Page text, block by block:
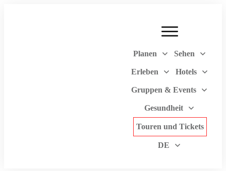
Planen Sehen
Erleben Hotels
Gruppen & Events
Gesundheit
Touren und Tickets
DE